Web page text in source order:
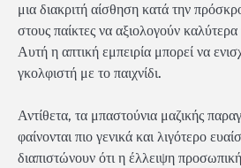
μια διακριτή αίσθηση κατά την
στους παίκτες να αξιολογούν
Αυτή η απτική εμπειρία μπορεί να
γκολφιστή με το παιχνίδι.
Αντίθετα, τα μπαστούνια μαζικής
φαίνονται πιο γενικά και λιγότερο
διαπιστώνουν ότι η έλλειψη